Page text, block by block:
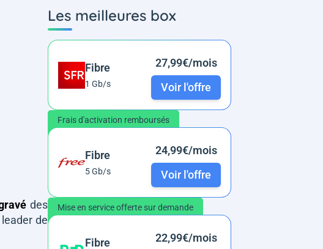
des
de
Les meilleures box
Fibre
1 Gb/s
27,99€/mois
Voir l'offre
Frais d'activation remboursés
Fibre
5 Gb/s
24,99€/mois
Voir l'offre
Mise en service offerte sur demande
Fibre
22,99€/mois